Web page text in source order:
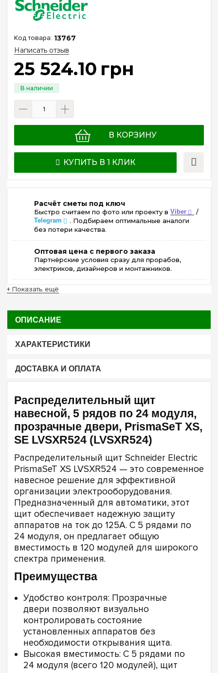
13767
Написать отзыв
25 524.10 грн
В КОРЗИНУ
КУПИТЬ В 1 КЛИК
Расчёт сметы под ключ
Быстро считаем по фото или проекту в Viber /
Telegram
. Подбираем оптимальные аналоги
без потери качества.
Оптовая цена с первого заказа
Партнёрские условия сразу для прорабов,
электриков, дизайнеров и монтажников.
+ Показать ещё
ОПИСАНИЕ
ХАРАКТЕРИСТИКИ
ДОСТАВКА И ОПЛАТА
Распределительный щит
навесной, 5 рядов по 24 модуля,
прозрачные двери, PrismaSeT XS,
SE LVSXR524 (LVSXR524)
Распределительный щит Schneider Electric
PrismaSeT XS LVSXR524 — это современное
навесное решение для эффективной
организации электрооборудования.
Предназначенный для автоматики, этот
щит обеспечивает надежную защиту
аппаратов на ток до 125А. С 5 рядами по
24 модуля, он предлагает общую
вместимость в 120 модулей для широкого
спектра применения.
Преимущества
Удобство контроля: Прозрачные
двери позволяют визуально
контролировать состояние
установленных аппаратов без
необходимости открывания щита.
Высокая вместимость: С 5 рядами по
24 модуля (всего 120 модулей), щит